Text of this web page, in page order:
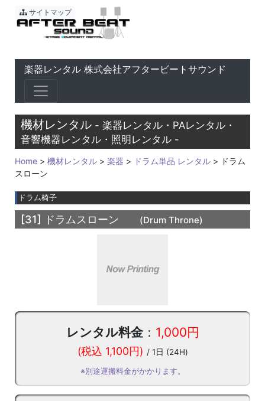
東京 音響会社・PA・楽器レ
サイトマップ
楽器レンタル 株式会社アフタービートサウンド
機材レンタル - 楽器レンタル・PAレンタル・
音響機器レンタル・照明レンタル -
Home > 機材レンタル > 楽器 > ドラム単品 レンタル > ドラム
スローン
ドラム椅子
[31] ドラムスローン (Drum Throne)
レンタル料金： 1,000円
(税込 1,100円) / 1日 (24H)
※別途運搬料金がかかります。